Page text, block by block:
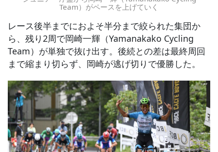
Team）がペースを上げていく
レース後半までにおよそ半分まで絞られた集団か
ら、残り2周で岡崎一輝（Yamanakako Cycling
Team）が単独で抜け出す。後続との差は最終周回
まで縮まり切らず、岡崎が逃げ切りで優勝した。